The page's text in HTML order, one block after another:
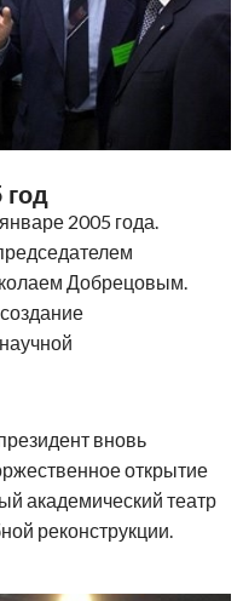
год
2005 года.
Добрецовым.
вновь
открытие
академический театр
реконструкции.